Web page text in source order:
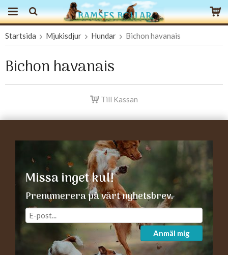
Produkten har blivit tillagd i varukorgen
Startsida Mjukisdjur Hundar Bichon havanais
Bichon havanais
Till Kassan
Missa inget kul!
Prenumerera på vårt nyhetsbrev.
Anmäl mig